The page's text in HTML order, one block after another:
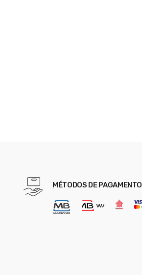
MÉTODOS DE PAGAMENTO